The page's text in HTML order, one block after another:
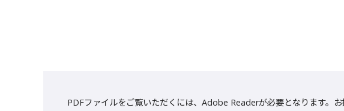
PDFファイルをご覧いただくには、Adobe Readerが必要となります。